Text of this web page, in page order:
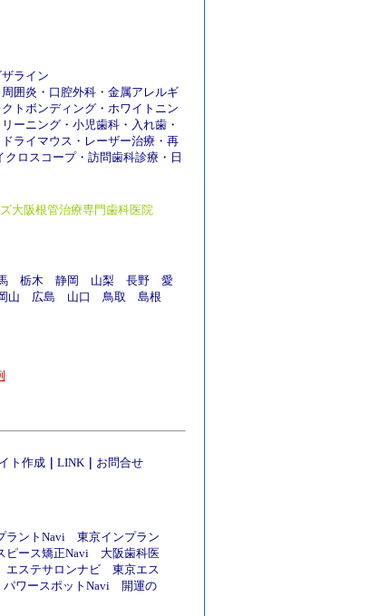
ライン
囲炎 ・ 口腔外科 ・ 金属アレルギ
トボンディング ・ ホワイトニン
ーニング ・ 小児歯科 ・ 入れ歯 ・
ドライマウス ・ レーザー治療 ・ 再
クロスコープ・ 訪問歯科診療 ・ 日
大阪根管治療専門歯科医院
栃木 静岡 山梨 長野
愛
山 広島 山口 鳥取
島根
ト作成 LINK お問合せ
ラントNavi
東京インプラン
ピース矯正Navi
大阪歯科医
エステサロンナビ
東京エス
パワースポットNavi
開運の